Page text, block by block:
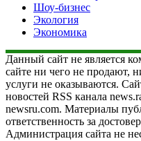
Шоу-бизнес
Экология
Экономика
Данный сайт не является
сайте ни чего не продают,
услуги не оказываются.
новостей RSS канала
newsru.com. Материалы
ответственность за
Администрация сайта не